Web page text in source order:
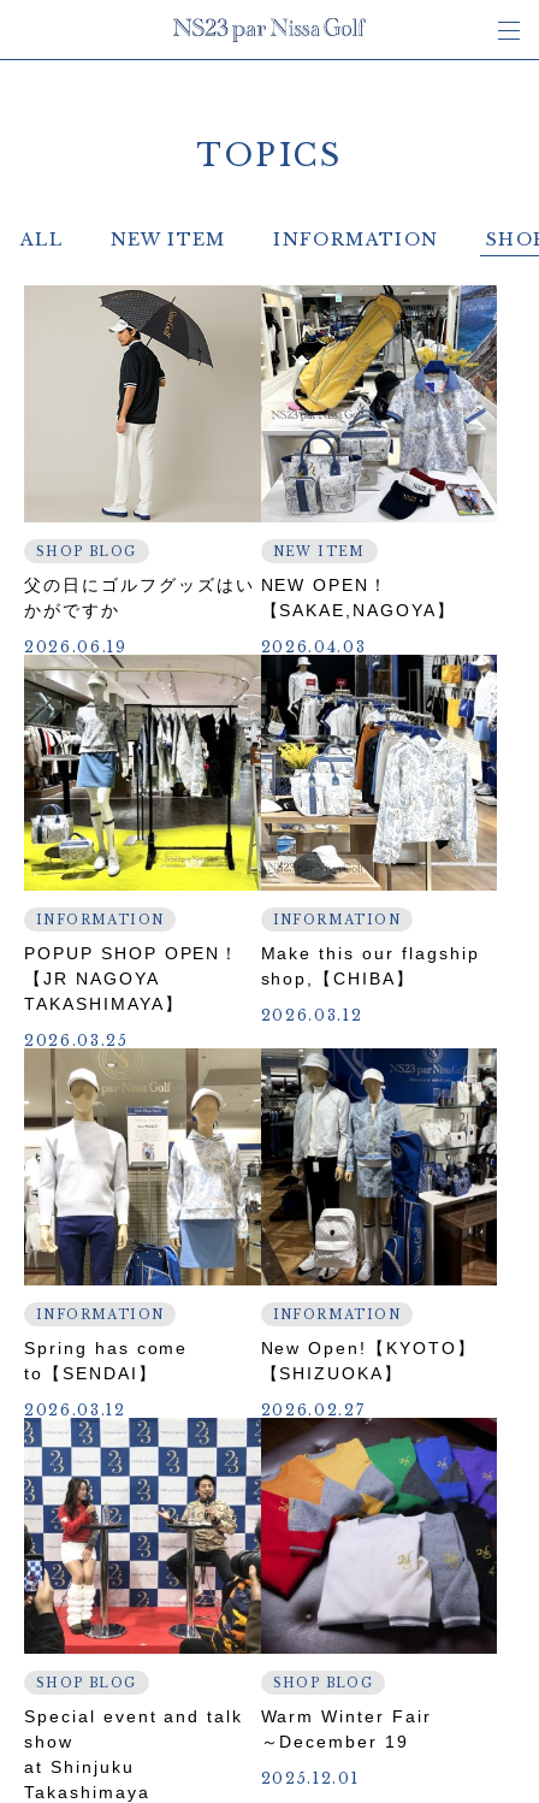
TOPICS
ALL NEW ITEM INFORMATION
SHOP BLOG
父の日にゴルフグッズはい
かがですか
2026.06.19
NEW ITEM
NEW OPEN！
【SAKAE,NAGOYA】
2026.04.03
INFORMATION
POPUP SHOP OPEN！
【JR NAGOYA
TAKASHIMAYA】
2026.03.25
INFORMATION
Make this our flagship
shop,【CHIBA】
2026.03.12
INFORMATION
Spring has come
to【SENDAI】
2026.03.12
INFORMATION
New Open!【KYOTO】
【SHIZUOKA】
2026.02.27
SHOP BLOG
Special event and talk
show
at Shinjuku
Takashimaya
SHOP BLOG
Warm Winter Fair
～December 19
2025.12.01